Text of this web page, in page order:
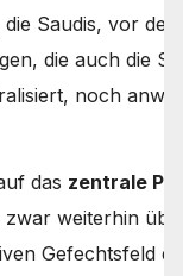
Saudis, vor
die auch die
noch
das zentrale
weiterhin
Gefechtsfeld